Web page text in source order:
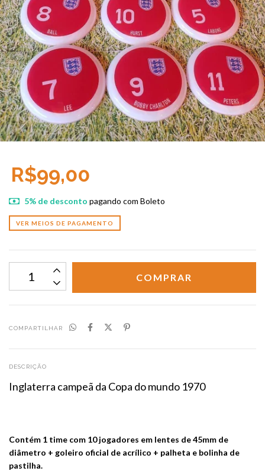
R$99,00
5% de desconto pagando com Boleto
VER MEIOS DE PAGAMENTO
COMPARTILHAR
DESCRIÇÃO
Inglaterra campeã da Copa do mundo 1970
Contém 1 time com 10 jogadores em lentes de 45mm de
diâmetro + goleiro oficial de acrílico + palheta e bolinha de
pastilha.